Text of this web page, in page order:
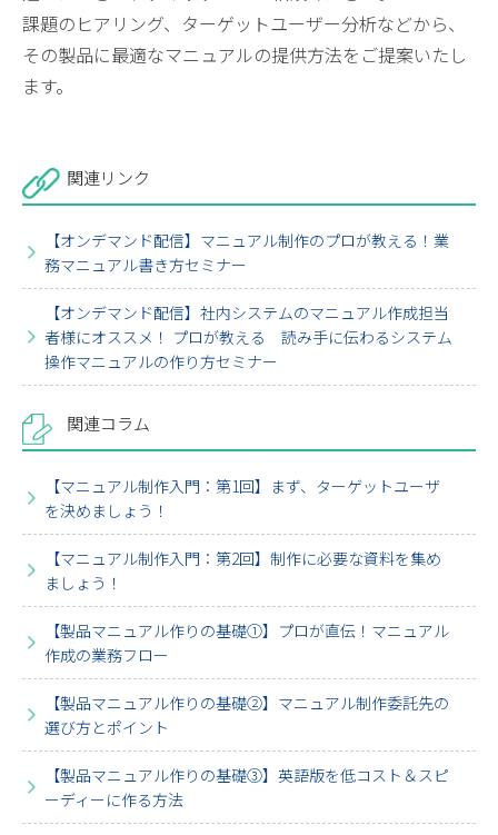
課題のヒアリング、ターゲットユーザー分析などから、
その製品に最適なマニュアルの提供方法をご提案いたし
ます。
関連リンク
【オンデマンド配信】マニュアル制作のプロが教える！業
務マニュアル書き方セミナー
【オンデマンド配信】社内システムのマニュアル作成担当
者様にオススメ！ プロが教える 読み手に伝わるシステム
操作マニュアルの作り方セミナー
関連コラム
【マニュアル制作入門：第1回】まず、ターゲットユーザ
を決めましょう！
【マニュアル制作入門：第2回】制作に必要な資料を集め
ましょう！
【製品マニュアル作りの基礎①】プロが直伝！マニュアル
作成の業務フロー
【製品マニュアル作りの基礎②】マニュアル制作委託先の
選び方とポイント
【製品マニュアル作りの基礎③】英語版を低コスト＆スピ
ーディーに作る方法